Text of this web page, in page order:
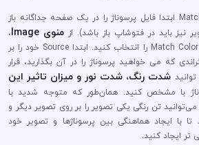
برای استفاده از ابزار Match Color ابتدا فایل پرسوناژ را در یک صفحه جداگانه باز
نیز باید در فتوشاپ باز باشد). از منوی Image
،
گزینه Adjustment و فرمان Match Color را انتخاب کنید. ابتدا Source خود را بر
که می خواهید پرسوناژ را در آن بگذارید، قرار
شدت رنگ، شدت نور و میزان تاثیر این
با مشخص کنید. همان‌طور که متوجه شدید با
می‌توانید تن رنگی یکی تصویر را بر روی تصویر دیگر و
تا با ایجاد هماهنگی بین پرسوناژها و تصویر خود
تر ایجاد کنید.